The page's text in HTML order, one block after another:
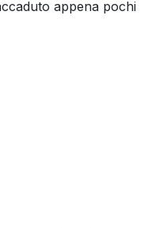
appena pochi